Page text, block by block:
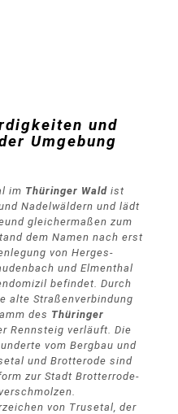
und
Umgebung
im Thüringer Wald ist
Nadelwäldern und lädt
gleichermaßen zum
dem Namen nach erst
von Herges-
und Elmenthal
befindet. Durch
alte Straßenverbindung
des Thüringer
Rennsteig verläuft. Die
vom Bergbau und
und Brotterode sind
zur Stadt Brotterrode-
von Trusetal, der